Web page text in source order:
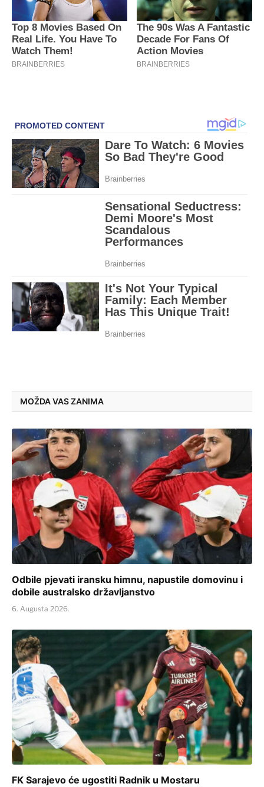
MOŽDA VAS ZANIMA
Odbile pjevati iransku himnu, napustile domovinu i
dobile australsko državljanstvo
6. Augusta 2026.
FK Sarajevo će ugostiti Radnik u Mostaru